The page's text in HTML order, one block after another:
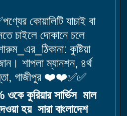
কোয়ালিটি যাচাই বা
চাইলে দোকানে চলে
কুষ্টিয়া
শাপলা ম্যানশন, ৪র্থ
গাজীপুর ❤️❤️✅✅
কুরিয়ার সার্ভিস মাল
হয় সারা বাংলাদেশ